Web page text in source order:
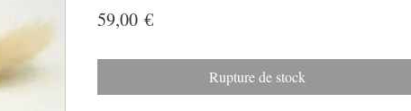
59,00 €Prix
Rupture de stock